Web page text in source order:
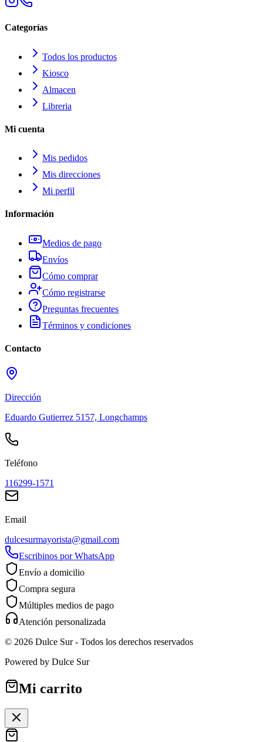
Categorías
Todos los productos
Kiosco
Almacen
Libreria
Mi cuenta
Mis pedidos
Mis direcciones
Mi perfil
Información
Medios de pago
Envíos
Cómo comprar
Cómo registrarse
Preguntas frecuentes
Términos y condiciones
Contacto
Dirección
Eduardo Gutierrez 5157, Longchamps
Teléfono
116299-1571
Email
dulcesurmayorista@gmail.com
Escribinos por WhatsApp
Envío a domicilio
Compra segura
Múltiples medios de pago
Atención personalizada
© 2026 Dulce Sur- Todos los derechos reservados
Powered by Dulce Sur
Mi carrito